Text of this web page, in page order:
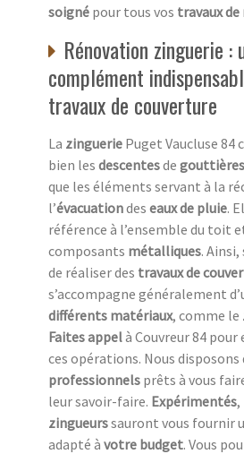
soigné pour tous vos travaux
Rénovation zinguerie :
complément
travaux de couverture
La zinguerie Puget Vaucluse 84
bien les descentesde gouttières
que les éléments servant à la
l’évacuationdes eaux de pluie.
référence à l’ensemble du toit
composants métalliques.
de réaliser des travaux de
s’accompagne généralement
différents matériaux, comme le
Faites appelà Couvreur 84
ces opérations. Nous disposons
professionnels prêts à vous
leur savoir-faire. Expérimentés,
zingueurssauront vous fournir
adapté à votre budget. Vous